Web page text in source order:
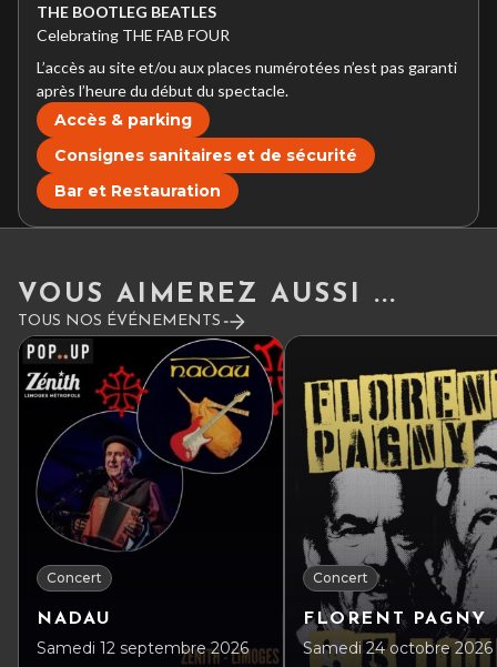
THE BOOTLEG BEATLES
Celebrating THE FAB FOUR
L’accès au site et/ou aux places numérotées n’est pas garanti
après l’heure du début du spectacle.
Accès & parking
Consignes sanitaires et de sécurité
Bar et Restauration
VOUS AIMEREZ AUSSI ...
TOUS NOS ÉVÉNEMENTS
Concert
NADAU
Samedi 12 septembre 2026
Concert
FLORENT PAGNY
Samedi 24 octobre 2026